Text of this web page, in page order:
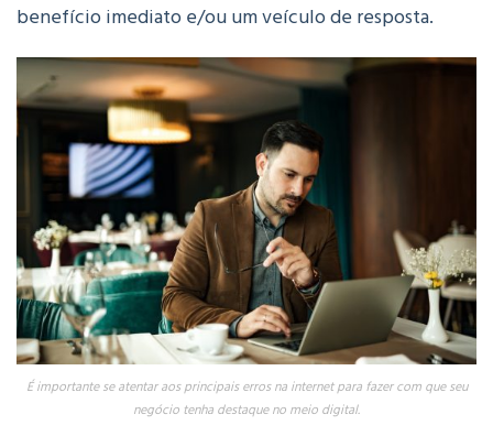
benefício imediato e/ou um veículo de resposta.
É importante se atentar aos principais erros na internet para fazer com que seu
negócio tenha destaque no meio digital.